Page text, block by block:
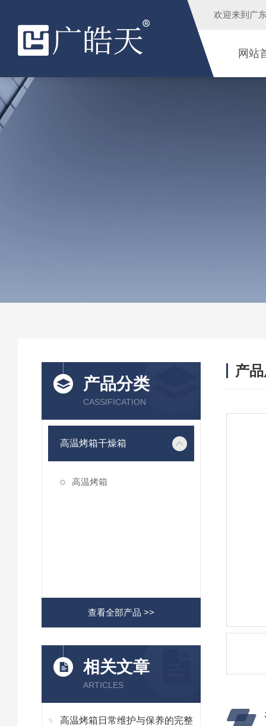
欢迎来到 广
网站
产品分类
CASSIFICATION
高温烤箱干燥箱
高温烤箱
查看全部产品 >>
相关文章
ARTICLES
高温烤箱日常维护与保养的完整
产